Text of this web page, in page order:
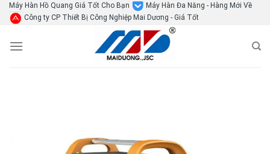
SkipMáy Hàn Hồ Quang Giá Tốt Cho Bạn
Máy Hàn Đa Năng - Hàng Mới Về
Công ty CP Thiết Bị Công Nghiệp Mai Dương - Giá Tốt